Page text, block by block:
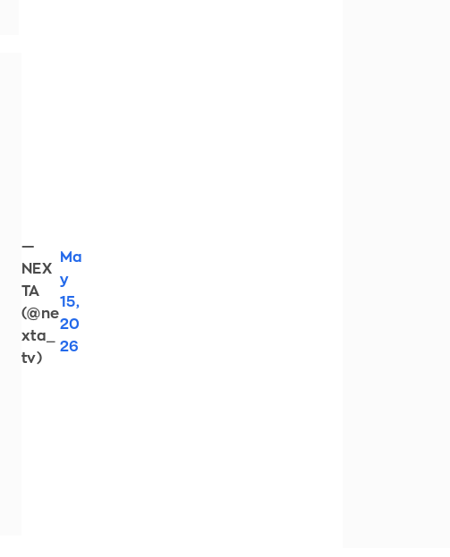
—
NEX
TA
(@ne
xta_
tv)
Ma
y
15,
20
26